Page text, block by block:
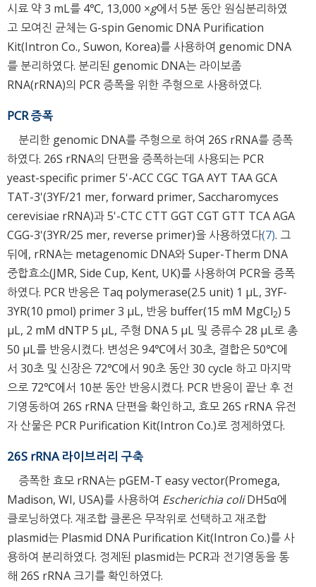
시료 약 3 mL를 4℃, 13,000 ×g에서 5분 동안 원심분리하였
고 모여진 균체는 G-spin Genomic DNA Purification
Kit(Intron Co., Suwon, Korea)를 사용하여 genomic DNA
를 분리하였다. 분리된 genomic DNA는 라이보좀
RNA(rRNA)의 PCR 증폭을 위한 주형으로 사용하였다.
PCR 증폭
분리한 genomic DNA를 주형으로 하여 26S rRNA를 증폭
하였다. 26S rRNA의 단편을 증폭하는데 사용되는 PCR
yeast-specific primer 5'-ACC CGC TGA AYT TAA GCA
TAT-3'(3YF/21 mer, forward primer, Saccharomyces
cerevisiae rRNA)과 5'-CTC CTT GGT CGT GTT TCA AGA
CGG-3'(3YR/25 mer, reverse primer)을 사용하였다(7). 그
뒤에, rRNA는 metagenomic DNA와 Super-Therm DNA
중합효소(JMR, Side Cup, Kent, UK)를 사용하여 PCR을 증폭
하였다. PCR 반응은 Taq polymerase(2.5 unit) 1 μL, 3YF-
3YR(10 pmol) primer 3 μL, 반응 buffer(15 mM MgCl2) 5
μL, 2 mM dNTP 5 μL, 주형 DNA 5 μL 및 증류수 28 μL로 총
50 μL를 반응시켰다. 변성은 94℃에서 30초, 결합은 50℃에
서 30초 및 신장은 72℃에서 90초 동안 30 cycle 하고 마지막
으로 72℃에서 10분 동안 반응시켰다. PCR 반응이 끝난 후 전
기영동하여 26S rRNA 단편을 확인하고, 효모 26S rRNA 유전
자 산물은 PCR Purification Kit(Intron Co.)로 정제하였다.
26S rRNA 라이브러리 구축
증폭한 효모 rRNA는 pGEM-T easy vector(Promega,
Madison, WI, USA)를 사용하여 Escherichia coliDH5α에
클로닝하였다. 재조합 클론은 무작위로 선택하고 재조합
plasmid는 Plasmid DNA Purification Kit(Intron Co.)를 사
용하여 분리하였다. 정제된 plasmid는 PCR과 전기영동을 통
해 26S rRNA 크기를 확인하였다.